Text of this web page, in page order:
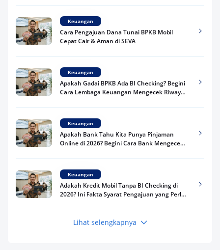
Keuangan
Cara Pengajuan Dana Tunai BPKB Mobil
Cepat Cair & Aman di SEVA
Keuangan
Apakah Gadai BPKB Ada BI Checking? Begini
Cara Lembaga Keuangan Mengecek Riwayat
Keuangan
Apakah Bank Tahu Kita Punya Pinjaman
Online di 2026? Begini Cara Bank Mengecek
Keuangan
Adakah Kredit Mobil Tanpa BI Checking di
2026? Ini Fakta Syarat Pengajuan yang Perlu
Keuangan
Lihat selengkapnya